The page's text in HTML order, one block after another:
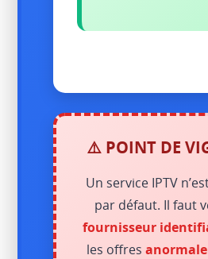
⚠️ POINT DE
Un service IPTV
par défaut. Il faut
fournisseur
les offres